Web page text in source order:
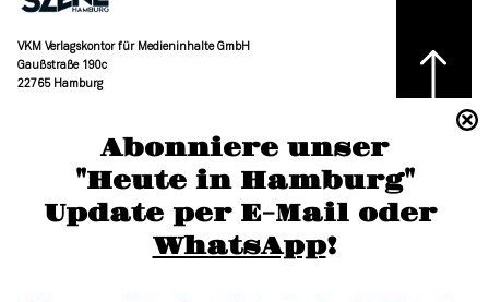
Abonniere unser
"Heute in Hamburg"
Update per E-Mail oder
WhatsApp!
VKM Verlagskontor für Medieninhalte GmbH
Gaußstraße 190c
22765 Hamburg
moc.grubmah-enezs@ofni